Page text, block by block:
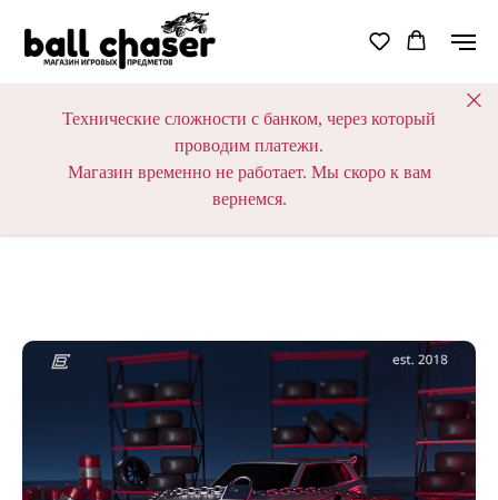
Технические сложности с банком, через который
проводим платежи.
Магазин временно не работает. Мы скоро к вам
вернемся.